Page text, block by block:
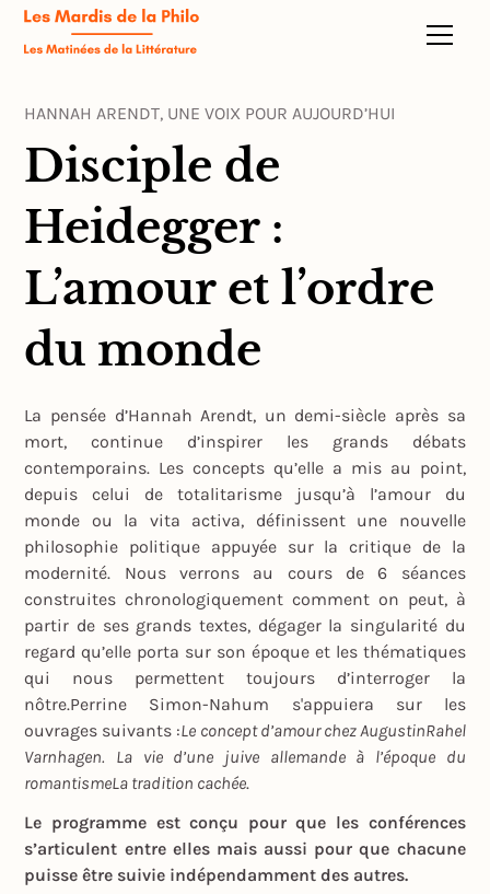
HANNAH ARENDT, UNE VOIX POUR AUJOURD’HUI
Disciple de
Heidegger :
L’amour et l’ordre
du monde
La pensée d’Hannah Arendt, un demi-siècle après sa
mort, continue d’inspirer les grands débats
contemporains. Les concepts qu’elle a mis au point,
depuis celui de totalitarisme jusqu’à l’amour du
monde ou la vita activa, définissent une nouvelle
philosophie politique appuyée sur la critique de la
modernité. Nous verrons au cours de 6 séances
construites chronologiquement comment on peut, à
partir de ses grands textes, dégager la singularité du
regard qu’elle porta sur son époque et les thématiques
qui nous permettent toujours d’interroger la
nôtre.Perrine Simon-Nahum s'appuiera sur les
ouvrages suivants :Le concept d’amour chez AugustinRahel
Varnhagen. La vie d’une juive allemande à l’époque du
romantismeLa tradition cachée.
Le programme est conçu pour que les conférences
s’articulent entre elles mais aussi pour que chacune
puisse être suivie indépendamment des autres.